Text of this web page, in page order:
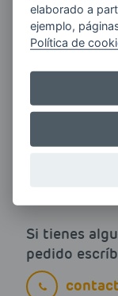
E-MAIL
Quiero
Si tienes
pedido
elaborado a
ejemplo,
Política de